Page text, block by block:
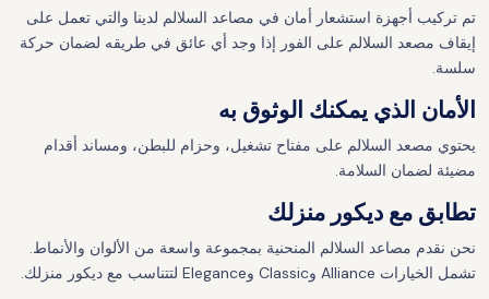
تم تركيب أجهزة استشعار أمان في مصاعد السلالم لدينا والتي تعمل على
إيقاف مصعد السلالم على الفور إذا وجد أي عائق في طريقه لضمان حركة
سلسة.
الأمان الذي يمكنك الوثوق به
يحتوي مصعد السلالم على مفتاح تشغيل، وحزام للبطن، ومساند أقدام
مضيئة لضمان السلامة.
تطابق مع ديكور منزلك
نحن نقدم مصاعد السلالم المنحنية بمجموعة واسعة من الألوان والأنماط.
تشمل الخيارات Alliance وClassic وElegance لتتناسب مع ديكور منزلك.